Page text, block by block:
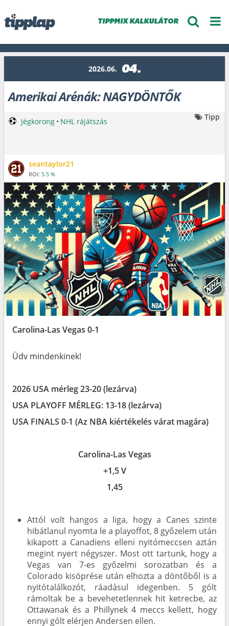
TIPPMIX KALKULÁTOR
2026.06. 04.
Amerikai Arénák: NAGYDÖNTŐK
seantaylor21
ROI: 5.5 %
Jégkorong • NHL rájátszás Tipp
Carolina-Las Vegas 0-1
Üdv mindenkinek!
2026 USA mérleg 23-20 (lezárva)
USA PLAYOFF MÉRLEG: 13-18 (lezárva)
USA FINALS 0-1 (Az NBA kiértékelés várat magára)
Carolina-Las Vegas
+1,5 V
1,45
Attól volt hangos a liga, hogy a Canes szinte
hibátlanul nyomta le a playoffot, 8 győzelem után
kikapott a Canadiens elleni nyitómeccsen aztán
megint nyert négyszer. Most ott tartunk, hogy a
Vegas van 7-es győzelmi sorozatban és a
Colorado kisöprése után elhozta a döntőből is a
nyitótalálkozót, ráadásul idegenben. 5 gólt
rámoltak be a bevehetetlennek hit ketrecbe, az
Ottawanak és a Phillynek 4 meccs kellett, hogy
ennyi gólt elérjen Andersen ellen.